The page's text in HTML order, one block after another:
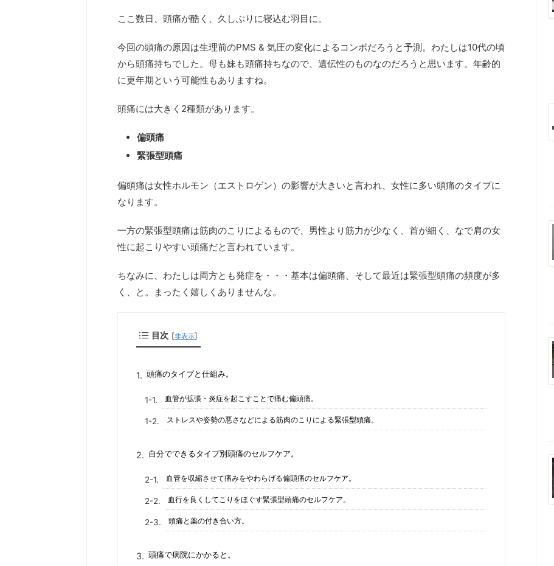
ここ数日、頭痛が酷く、久しぶりに寝込む羽目に。
今回の頭痛の原因は生理前のPMS & 気圧の変化によるコンボだろうと予測。わたしは10代の頃
から頭痛持ちでした。母も妹も頭痛持ちなので、遺伝性のものなのだろうと思います。年齢的
に更年期という可能性もありますね。
頭痛には大きく2種類があります。
偏頭痛
緊張型頭痛
偏頭痛は女性ホルモン（エストロゲン）の影響が大きいと言われ、女性に多い頭痛のタイプに
なります。
一方の緊張型頭痛は筋肉のこりによるもので、男性より筋力が少なく、首が細く、なで肩の女
性に起こりやすい頭痛だと言われています。
ちなみに、わたしは両方とも発症を・・・基本は偏頭痛、そして最近は緊張型頭痛の頻度が多
く、と。まったく嬉しくありませんな。
目次 [非表示]
頭痛のタイプと仕組み。
血管が拡張・炎症を起こすことで痛む偏頭痛。
ストレスや姿勢の悪さなどによる筋肉のこりによる緊張型頭痛。
自分でできるタイプ別頭痛のセルフケア。
血管を収縮させて痛みをやわらげる偏頭痛のセルフケア。
血行を良くしてこりをほぐす緊張型頭痛のセルフケア。
頭痛と薬の付き合い方。
頭痛で病院にかかると。